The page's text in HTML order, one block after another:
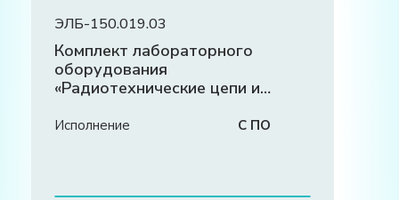
ЭЛБ-150.019.03
Комплект лабораторного
оборудования
«Радиотехнические цепи и
Исполнение С ПО